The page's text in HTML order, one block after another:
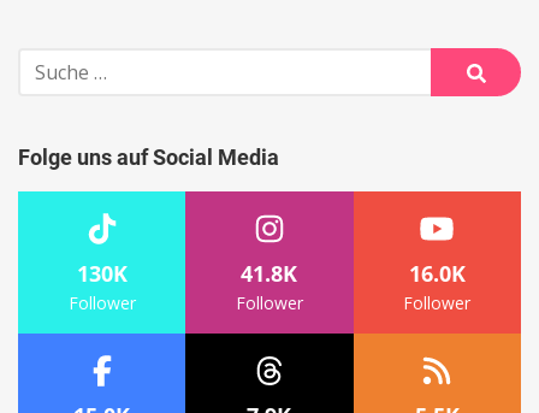
Suche
nach:
Suche
Folge uns auf Social Media
130K
Follower
41.8K
Follower
16.0K
Follower